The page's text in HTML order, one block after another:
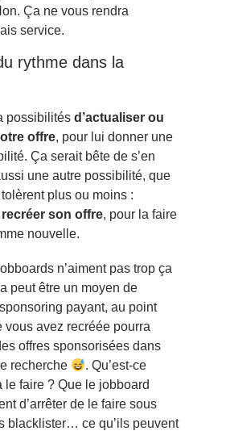
Ça ne vous rendra
service.
rythme dans la
possibilités d’actualiser ou
offre, pour lui donner une
Ça serait bête de s’en
une autre possibilité, que
plus ou moins :
son offre, pour la faire
nouvelle.
n’aiment pas trop ça
peut être un moyen de
payant, au point
vous avez recréée pourra
offres sponsorisées dans
recherche
. Qu’est-ce
le faire ? Que le jobboard
d’arrêter de le faire sous
blacklister… ce qu’ils peuvent